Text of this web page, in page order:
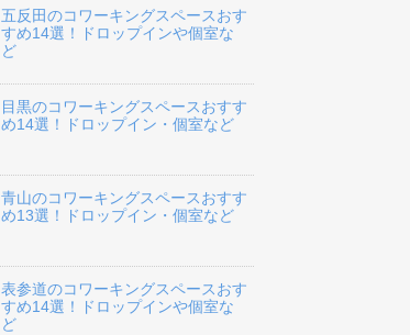
五反田のコワーキングスペースおす
すめ14選！ドロップインや個室な
ど
目黒のコワーキングスペースおすす
め14選！ドロップイン・個室など
青山のコワーキングスペースおすす
め13選！ドロップイン・個室など
表参道のコワーキングスペースおす
すめ14選！ドロップインや個室な
ど